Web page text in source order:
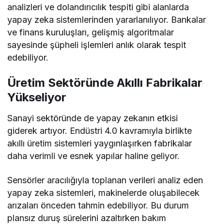
analizleri ve dolandırıcılık tespiti gibi alanlarda
yapay zeka sistemlerinden yararlanılıyor. Bankalar
ve finans kuruluşları, gelişmiş algoritmalar
sayesinde şüpheli işlemleri anlık olarak tespit
edebiliyor.
Üretim Sektöründe Akıllı Fabrikalar
Yükseliyor
Sanayi sektöründe de yapay zekanın etkisi
giderek artıyor. Endüstri 4.0 kavramıyla birlikte
akıllı üretim sistemleri yaygınlaşırken fabrikalar
daha verimli ve esnek yapılar haline geliyor.
Sensörler aracılığıyla toplanan verileri analiz eden
yapay zeka sistemleri, makinelerde oluşabilecek
arızaları önceden tahmin edebiliyor. Bu durum
plansız duruş sürelerini azaltırken bakım